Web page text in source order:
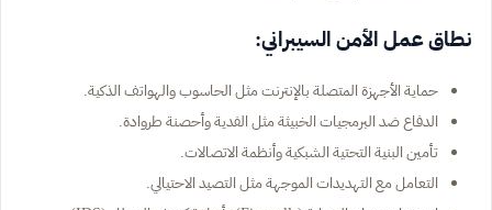
نطاق عمل الأمن السيبراني:
حماية الأجهزة المتصلة بالإنترنت مثل الحاسوب والهواتف الذكية.
الدفاع ضد البرمجيات الخبيثة مثل الفدية وأحصنة طروادة.
تأمين البنية التحتية الشبكية وأنظمة الاتصالات.
التعامل مع التهديدات الموجهة مثل التصيد الاحتيالي.